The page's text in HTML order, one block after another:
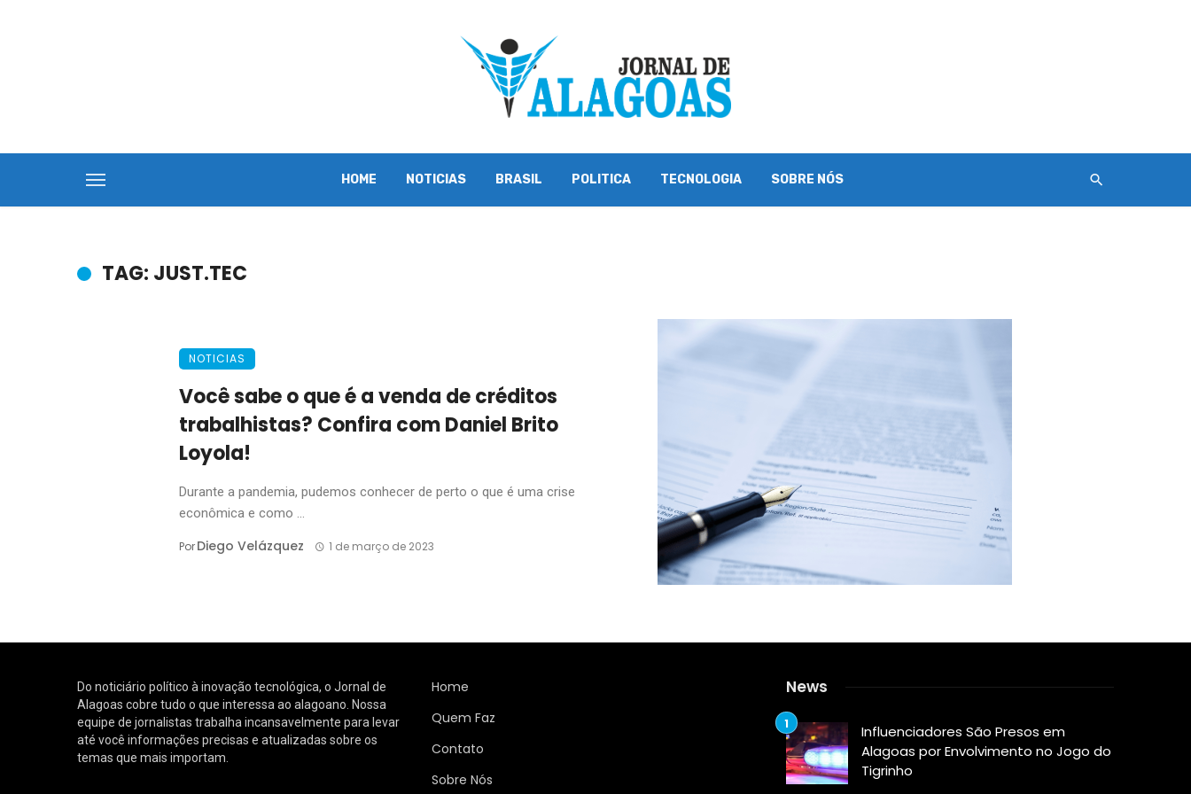
HOME NOTICIAS BRASIL POLITICA TECNOLOGIA SOBRE NÓS
TAG: JUST.TEC
NOTICIAS
Você sabe o que é a venda de créditos
trabalhistas? Confira com Daniel Brito
Loyola!
Durante a pandemia, pudemos conhecer de perto o que é uma crise
econômica e como ...
PorDiego Velázquez 1 de março de 2023
Do noticiário político à inovação tecnológica, o Jornal de
Alagoas cobre tudo o que interessa ao alagoano. Nossa
equipe de jornalistas trabalha incansavelmente para levar
até você informações precisas e atualizadas sobre os
temas que mais importam.
Home
Quem Faz
Contato
Sobre Nós
News
Influenciadores São Presos em
Alagoas por Envolvimento no Jogo do
Tigrinho